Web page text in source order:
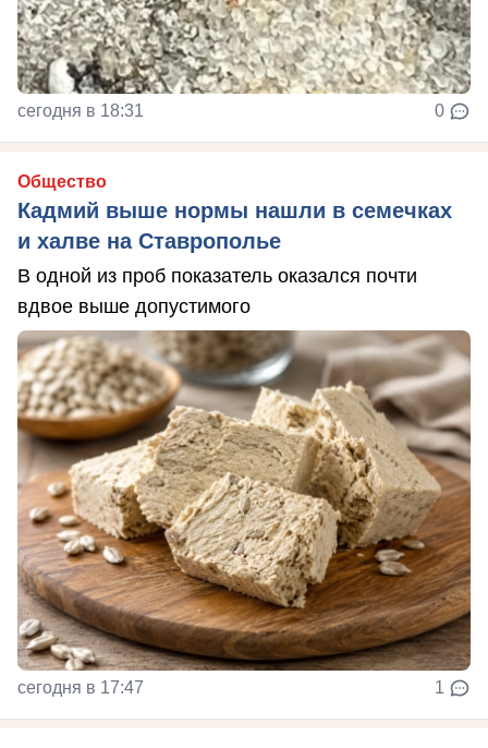
сегодня в 18:31 0
Общество
Кадмий выше нормы нашли в семечках
и халве на Ставрополье
В одной из проб показатель оказался почти
вдвое выше допустимого
сегодня в 17:47 1